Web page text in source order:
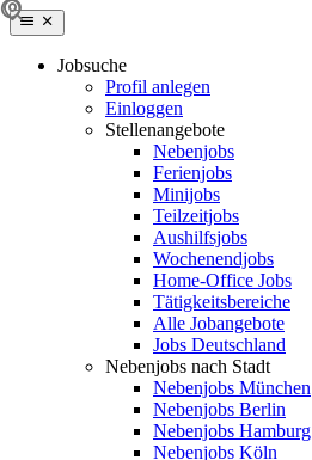
Jobsuche
Profil anlegen
Einloggen
Stellenangebote
Nebenjobs
Ferienjobs
Minijobs
Teilzeitjobs
Aushilfsjobs
Wochenendjobs
Home-Office Jobs
Tätigkeitsbereiche
Alle Jobangebote
Jobs Deutschland
Nebenjobs nach Stadt
Nebenjobs München
Nebenjobs Berlin
Nebenjobs Hamburg
Nebenjobs Köln